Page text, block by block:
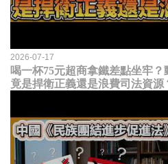
2026-07-17
喝一杯75元超商拿鐵差點坐牢
竟是捍衛正義還是浪費司法資源